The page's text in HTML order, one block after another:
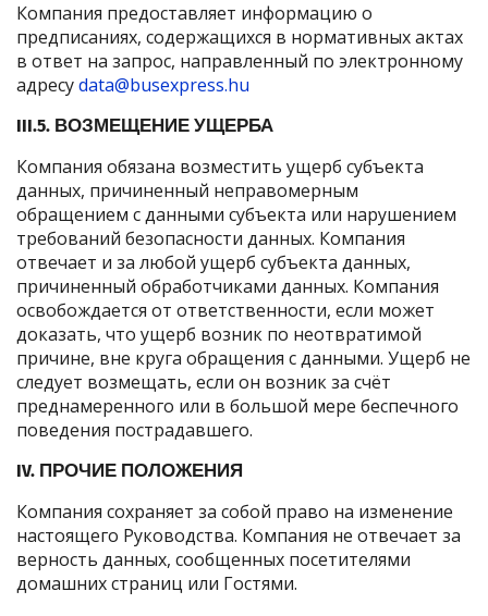
Компания предоставляет информацию о
предписаниях, содержащихся в нормативных актах
в ответ на запрос, направленный по электронному
адресуdata@busexpress.hu
III.5. ВОЗМЕЩЕНИЕ УЩЕРБА
Компания обязана возместить ущерб субъекта
данных, причиненный неправомерным
обращением с данными субъекта или нарушением
требований безопасности данных. Компания
отвечает и за любой ущерб субъекта данных,
причиненный обработчиками данных. Компания
освобождается от ответственности, если может
доказать, что ущерб возник по неотвратимой
причине, вне круга обращения с данными. Ущерб не
следует возмещать, если он возник за счёт
преднамеренного или в большой мере беспечного
поведения пострадавшего.
IV. ПРОЧИЕ ПОЛОЖЕНИЯ
Компания сохраняет за собой право на изменение
настоящего Руководства. Компания не отвечает за
верность данных, сообщенных посетителями
домашних страниц или Гостями.